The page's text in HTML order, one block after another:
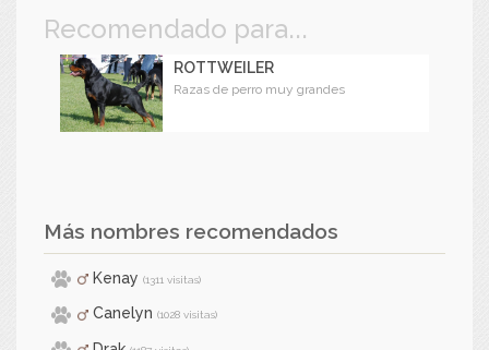
Recomendado para...
ROTTWEILER
Razas de perro muy grandes
Más nombres recomendados
Kenay (1311 visitas)
Canelyn (1028 visitas)